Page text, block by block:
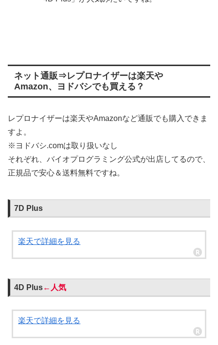
ネット通販⇒レプロナイザーは楽天や
Amazon、ヨドバシでも買える？
レプロナイザーは楽天やAmazonなど通販でも購入できま
すよ。
※ヨドバシ.comは取り扱いなし
それぞれ、バイオプログラミング公式が出店してるので、
正規品で安心＆送料無料ですね。
7D Plus
楽天で詳細を見る
4D Plus←人気
楽天で詳細を見る